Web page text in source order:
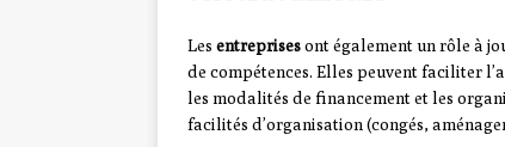
Les entreprisesont également un rôle à
de compétences. Elles peuvent faciliter
les modalités de financement et les
facilités d’organisation (congés,